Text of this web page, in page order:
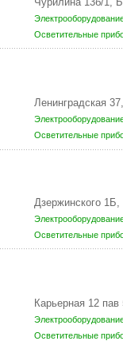
Осветительные
Ленинградская
Осветительные
Дзержинского
Осветительные
Карьерная 12
Осветительные